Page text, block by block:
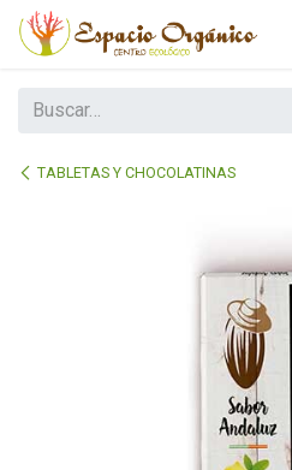
Ir al contenido
TABLETAS Y CHOCOLATINAS